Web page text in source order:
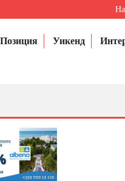
Позиция Уикенд